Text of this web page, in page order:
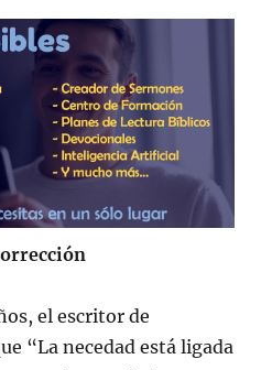
el escritor de
“La necedad está ligada